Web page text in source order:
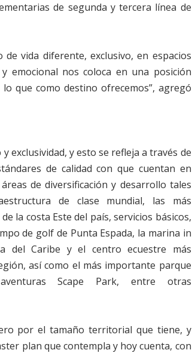
de segunda y tercera línea de
vida diferente, exclusivo, en espacios
emocional nos coloca en una posición
que como destino ofrecemos”, agregó
y exclusividad, y esto se refleja a través de
de calidad con que cuentan en
de diversificación y desarrollo tales
de clase mundial, las más
la costa Este del país, servicios básicos,
de golf de Punta Espada, la marina in
del Caribe y el centro ecuestre más
así como el más importante parque
Scape Park, entre otras
por el tamaño territorial que tiene, y
plan que contempla y hoy cuenta, con